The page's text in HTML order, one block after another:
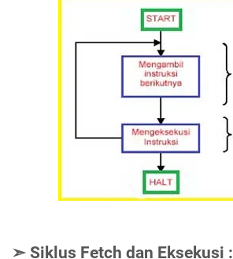
➣ Siklus Fetch dan Eksekusi :